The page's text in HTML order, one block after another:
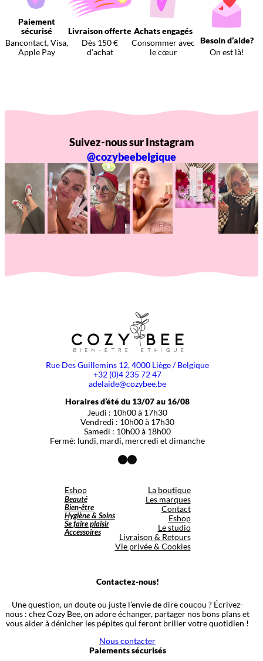
Paiement
sécurisé
Bancontact, Visa,
Apple Pay
Livraison offerte
Dès 150 €
d’achat
Achats engagés
Consommer avec
le cœur
Besoin d’aide?
On est là!
Suivez-nous sur Instagram
@cozybeebelgique
Rue Des Guillemins 12, 4000 Liège / Belgique
+32 (0)4 235 72 47
adelaide@cozybee.be
Horaires d’été du 13/07 au 16/08
Jeudi : 10h00 à 17h30
Vendredi : 10h00 à 17h30
Samedi : 10h00 à 18h00
Fermé: lundi, mardi, mercredi et dimanche
Facebook
Instagram
Eshop
Beauté
Bien-être
Hygiène & Soins
Se faire plaisir
Accessoires
La boutique
Les marques
Contact
Eshop
Le studio
Livraison & Retours
Vie privée & Cookies
Contactez-nous!
Une question, un doute ou juste l’envie de dire coucou ? Écrivez-
nous : chez Cozy Bee, on adore échanger, partager nos bons plans et
vous aider à dénicher les pépites qui feront briller votre quotidien !
Nous contacter
Paiements sécurisés